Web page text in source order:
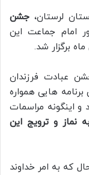
لرستان، جشن
امام جماعت این
برگزار شد.
عبادت فرزندان
هایی همواره
و اینگونه مراسمات
نماز و ترویج این
که به امر خداوند